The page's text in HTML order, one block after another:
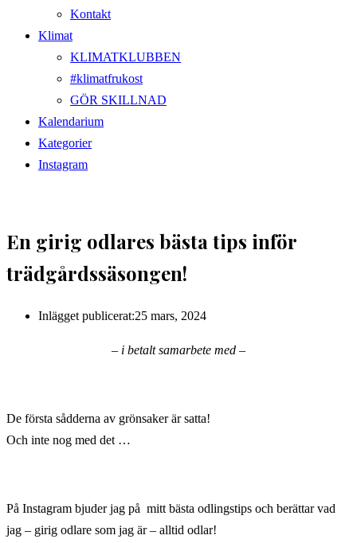
Kontakt
Klimat
KLIMATKLUBBEN
#klimatfrukost
GÖR SKILLNAD
Kalendarium
Kategorier
Instagram
En girig odlares bästa tips inför
trädgårdssäsongen!
Inlägget publicerat:25 mars, 2024
– i betalt samarbete med –
De första sådderna av grönsaker är satta!
Och inte nog med det …
På Instagram bjuder jag på mitt bästa odlingstips och berättar vad
jag – girig odlare som jag är – alltid odlar!